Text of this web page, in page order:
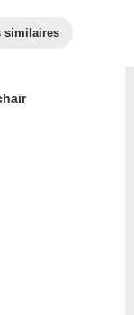
similaires